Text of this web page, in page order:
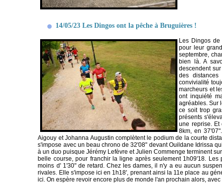
14/05/23 Les Dingos ont la pêche à Bruguières !
Les Dingos
pour leur
septembre,
bien là. A
descendent
des
convivialité
marcheurs et
ont inquiété
agréables. Sur
ce soit trop
présents
une reprise. Et
8km, en
Aigouy et Johanna Augustin complètent le podium de la courte
s'impose avec un beau chrono de 32'08" devant Ouildane Idrissa
à un duo puisque Jérémy Lefèvre et Julien Commenge terminent
belle course, pour franchir la ligne après seulement 1h09'18.
moins d' 1'30" de retard. Chez les dames, il n'y a eu aucun
rivales. Elle s'impose ici en 1h18', prenant ainsi la 11e place au
ici. On espère revoir encore plus de monde l'an prochain alors,